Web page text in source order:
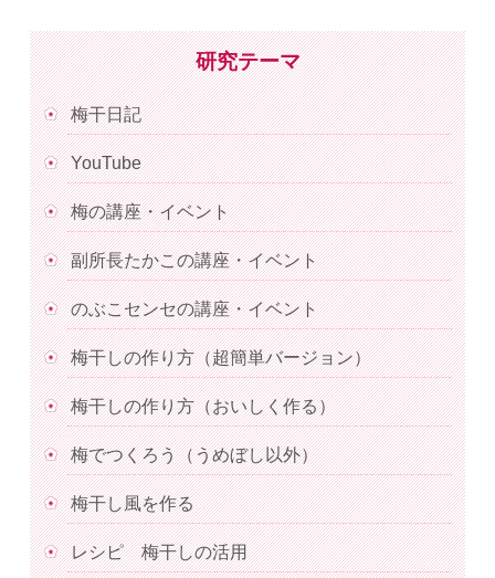
研究テーマ
梅干日記
YouTube
梅の講座・イベント
副所長たかこの講座・イベント
のぶこセンセの講座・イベント
梅干しの作り方（超簡単バージョン）
梅干しの作り方（おいしく作る）
梅でつくろう（うめぼし以外）
梅干し風を作る
レシピ 梅干しの活用